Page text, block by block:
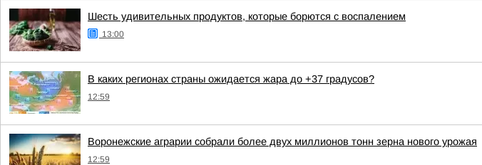
Шесть удивительных продуктов, которые борются с воспалением
13:00
В каких регионах страны ожидается жара до +37 градусов?
12:59
Воронежские аграрии собрали более двух миллионов тонн зерна нового урожая
12:59